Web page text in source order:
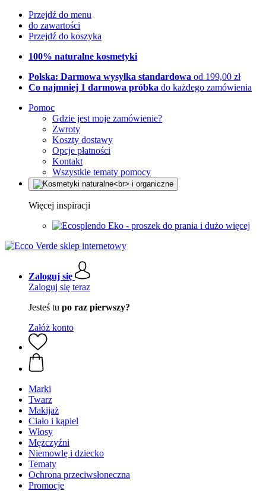
Przejdź do menu
do zawartości
Przejdź do koszyka
100% naturalne kosmetyki
Polska: Darmowa wysyłka standardowa od 199,00 zł
Co najmniej 1 darmowa próbka do każdego zamówienia
Pomoc
Gdzie jest moje zamówienie?
Zwroty
Koszty dostawy
Opcje płatności
Kontakt
Wszystkie tematy pomocy
Więcej inspiracji
Eko - proszek do prania i dużo więcej
Zaloguj się
Zaloguj się teraz
Jesteś tu po raz pierwszy?
Załóż konto
Marki
Twarz
Makijaż
Ciało i kąpiel
Włosy
Mężczyźni
Niemowlę i dziecko
Tematy
Ochrona przeciwsłoneczna
Promocje